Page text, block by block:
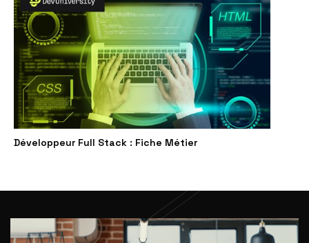
Développeur Full Stack : Fiche Métier